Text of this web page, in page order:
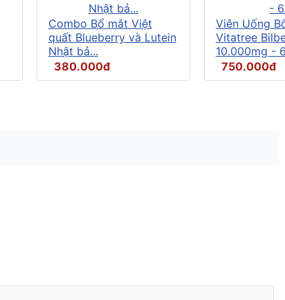
Combo Bổ mắt Việt
quất Blueberry và Lutein
Nhật bả...
380.000đ
Viên Uống
Vitatree
10.000mg -
750.000đ